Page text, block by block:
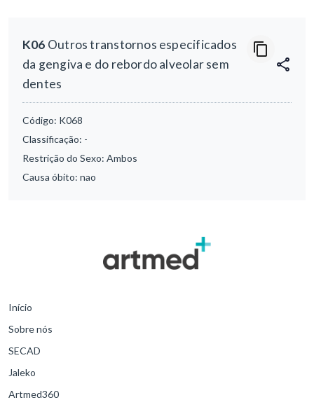
K06 Outros transtornos especificados
da gengiva e do rebordo alveolar sem
dentes
Código: K068
Classificação: -
Restrição do Sexo: Ambos
Causa óbito: nao
Início
Sobre nós
SECAD
Jaleko
Artmed360